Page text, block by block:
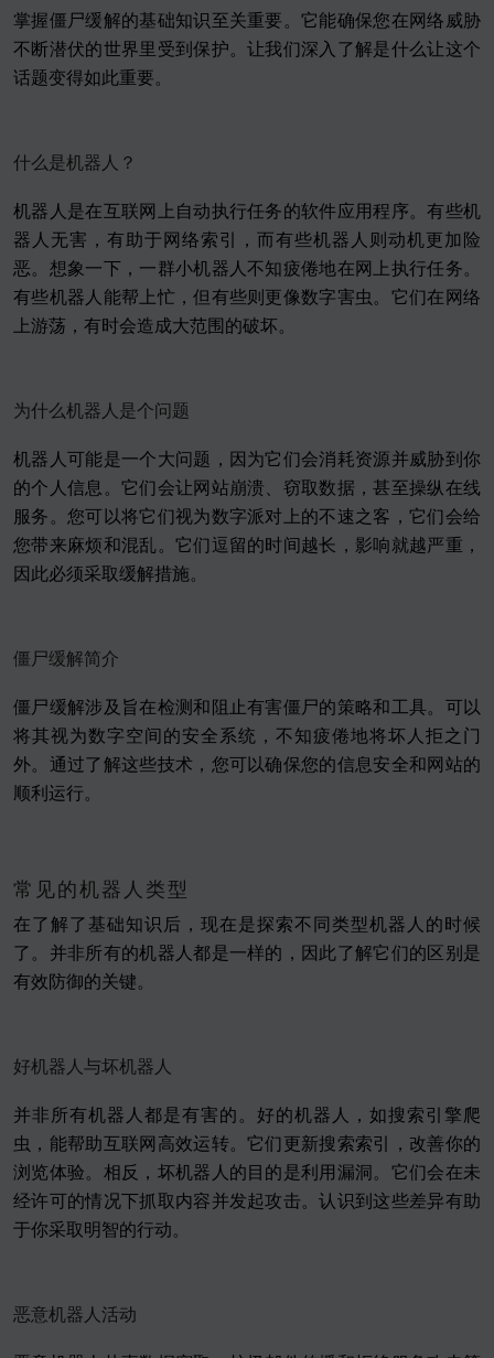
掌握僵尸缓解的基础知识至关重要。它能确保您在网络威胁
不断潜伏的世界里受到保护。让我们深入了解是什么让这个
话题变得如此重要。
什么是机器人？
机器人是在互联网上自动执行任务的软件应用程序。有些机
器人无害，有助于网络索引，而有些机器人则动机更加险
恶。想象一下，一群小机器人不知疲倦地在网上执行任务。
有些机器人能帮上忙，但有些则更像数字害虫。它们在网络
上游荡，有时会造成大范围的破坏。
为什么机器人是个问题
机器人可能是一个大问题，因为它们会消耗资源并威胁到你
的个人信息。它们会让网站崩溃、窃取数据，甚至操纵在线
服务。您可以将它们视为数字派对上的不速之客，它们会给
您带来麻烦和混乱。它们逗留的时间越长，影响就越严重，
因此必须采取缓解措施。
僵尸缓解简介
僵尸缓解涉及旨在检测和阻止有害僵尸的策略和工具。可以
将其视为数字空间的安全系统，不知疲倦地将坏人拒之门
外。通过了解这些技术，您可以确保您的信息安全和网站的
顺利运行。
常见的机器人类型
在了解了基础知识后，现在是探索不同类型机器人的时候
了。并非所有的机器人都是一样的，因此了解它们的区别是
有效防御的关键。
好机器人与坏机器人
并非所有机器人都是有害的。好的机器人，如搜索引擎爬
虫，能帮助互联网高效运转。它们更新搜索索引，改善你的
浏览体验。相反，坏机器人的目的是利用漏洞。它们会在未
经许可的情况下抓取内容并发起攻击。认识到这些差异有助
于你采取明智的行动。
恶意机器人活动